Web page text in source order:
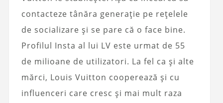
contacteze tânăra generație pe rețelele
de socializare și se pare că o face bine.
Profilul Insta al lui LV este urmat de 55
de milioane de utilizatori. La fel ca și alte
mărci, Louis Vuitton cooperează și cu
influenceri care cresc și mai mult raza